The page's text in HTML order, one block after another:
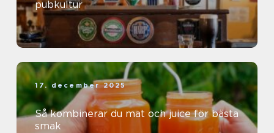
pubkultur
17. december 2025
Så kombinerar du mat och juice för bästa
smak